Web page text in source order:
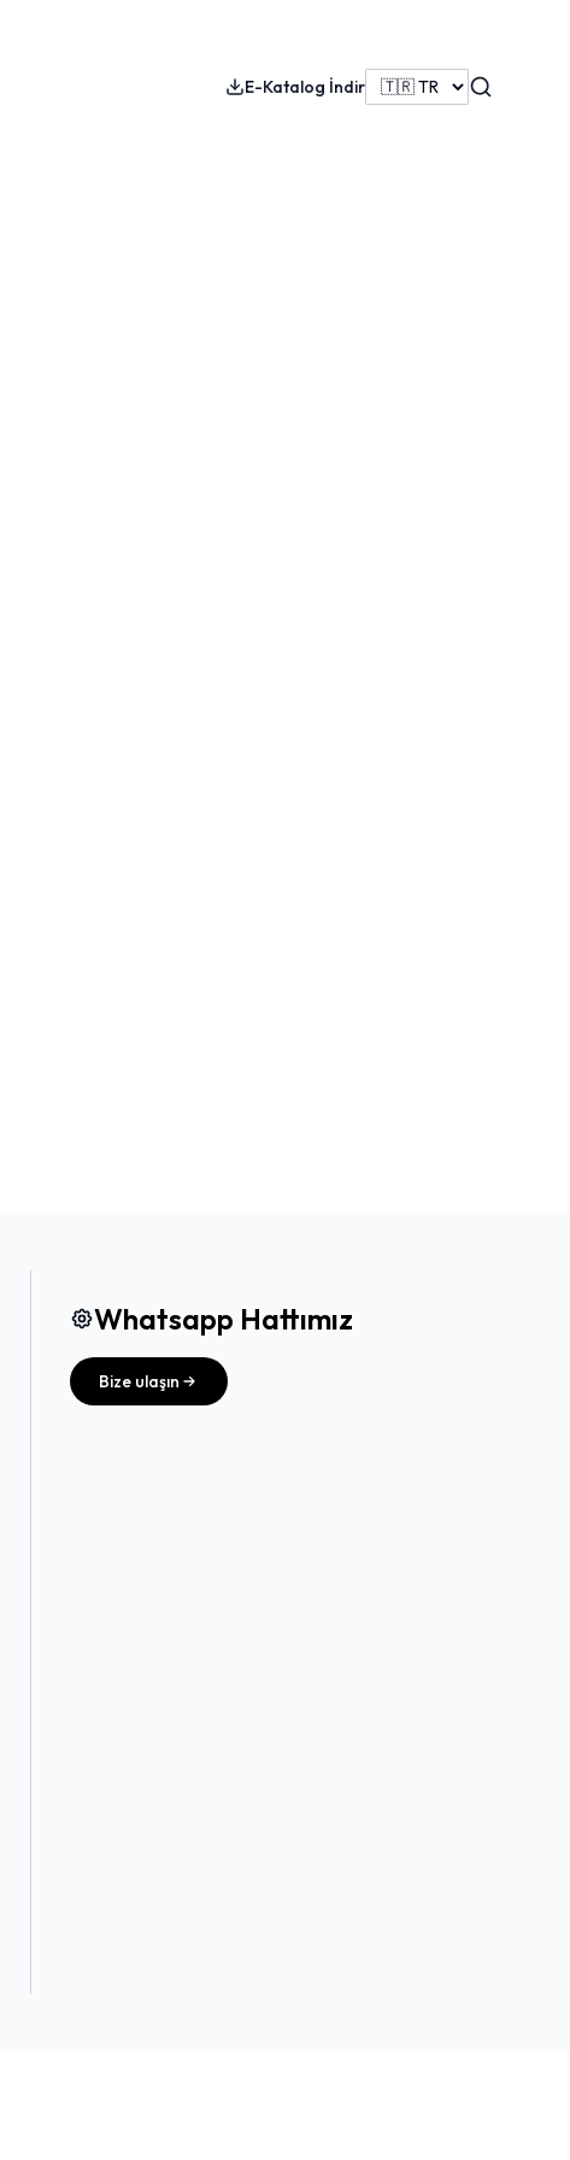
E-Katalog İndir Search
Whatsapp Hattımız
Bize ulaşın